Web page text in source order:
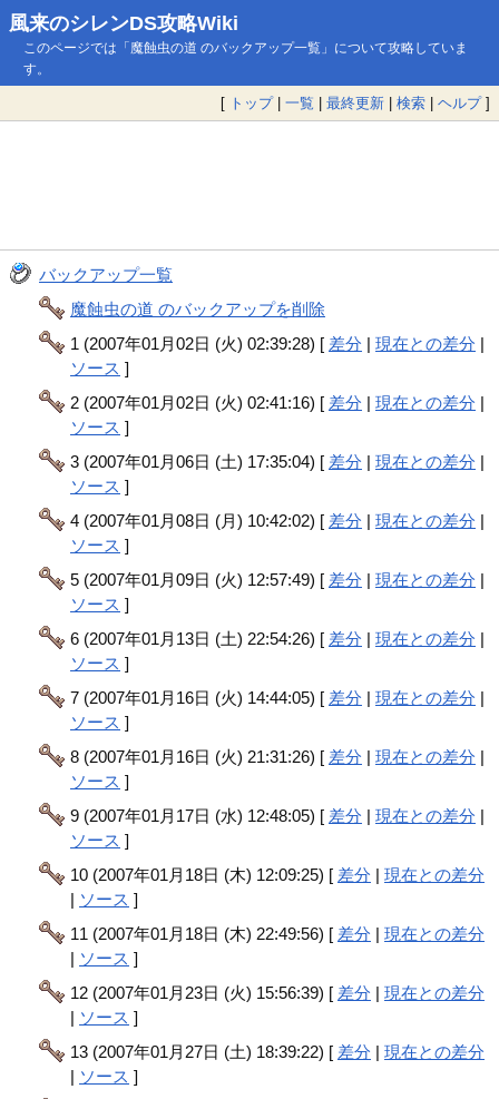
風来のシレンDS攻略Wiki
このページでは「魔蝕虫の道 のバックアップ一覧」について攻略していま
す。
[ トップ| 一覧 | 最終更新 | 検索 | ヘルプ]
バックアップ一覧
魔蝕虫の道 のバックアップを削除
1 (2007年01月02日 (火) 02:39:28) [ 差分 |現在との差分 |
ソース ]
2 (2007年01月02日 (火) 02:41:16) [ 差分 |現在との差分 |
ソース ]
3 (2007年01月06日 (土) 17:35:04) [ 差分 |現在との差分 |
ソース ]
4 (2007年01月08日 (月) 10:42:02) [ 差分 |現在との差分 |
ソース ]
5 (2007年01月09日 (火) 12:57:49) [ 差分 |現在との差分 |
ソース ]
6 (2007年01月13日 (土) 22:54:26) [ 差分 |現在との差分 |
ソース ]
7 (2007年01月16日 (火) 14:44:05) [ 差分 |現在との差分 |
ソース ]
8 (2007年01月16日 (火) 21:31:26) [ 差分 |現在との差分 |
ソース ]
9 (2007年01月17日 (水) 12:48:05) [ 差分 |現在との差分 |
ソース ]
10 (2007年01月18日 (木) 12:09:25) [ 差分 |現在との差分
| ソース ]
11 (2007年01月18日 (木) 22:49:56) [ 差分 |現在との差分
| ソース ]
12 (2007年01月23日 (火) 15:56:39) [ 差分 |現在との差分
| ソース ]
13 (2007年01月27日 (土) 18:39:22) [ 差分 |現在との差分
| ソース ]